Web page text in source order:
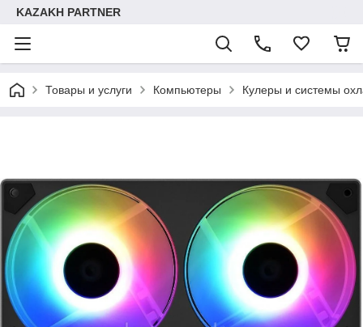
KAZAKH PARTNER
Товары и услуги Компьютеры Кулеры и системы